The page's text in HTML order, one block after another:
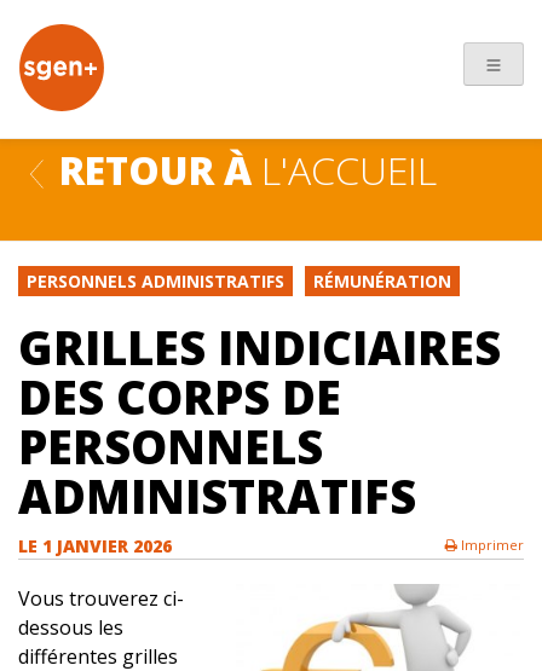
+
RETOUR À L'ACCUEIL
PERSONNELS ADMINISTRATIFS RÉMUNÉRATION
GRILLES INDICIAIRES
DES CORPS DE
PERSONNELS
ADMINISTRATIFS
LE 1 JANVIER 2026 Imprimer
Vous trouverez ci-
dessous les
différentes grilles